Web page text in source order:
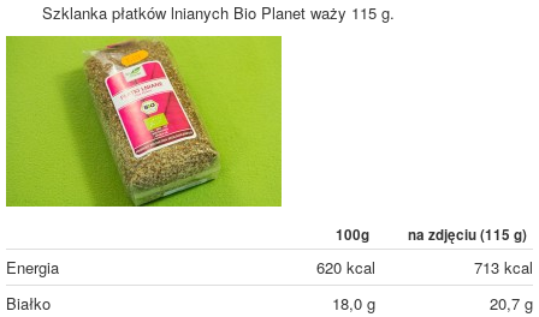
Szklanka płatków lnianych Bio Planet waży 115 g.
100g na zdjęciu (115 g)
Energia 620 kcal
713 kcal
Białko
18,0 g
20,7 g